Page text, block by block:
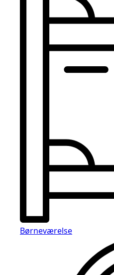
Børneværelse